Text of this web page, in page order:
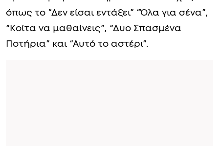
όπως το “Δεν είσαι εντάξει” “Όλα για σένα”,
“Κοίτα να μαθαίνεις”, “Δυο Σπασμένα
Ποτήρια” και “Αυτό το αστέρι”.